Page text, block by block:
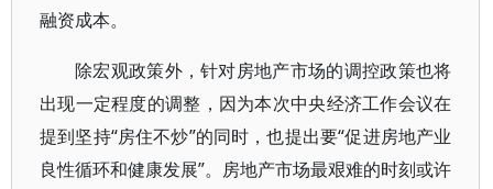
融资成本。
除宏观政策外，针对房地产市场的调控政策也将
出现一定程度的调整，因为本次中央经济工作会议在
提到坚持“房住不炒”的同时，也提出要“促进房地产业
良性循环和健康发展”。房地产市场最艰难的时刻或许